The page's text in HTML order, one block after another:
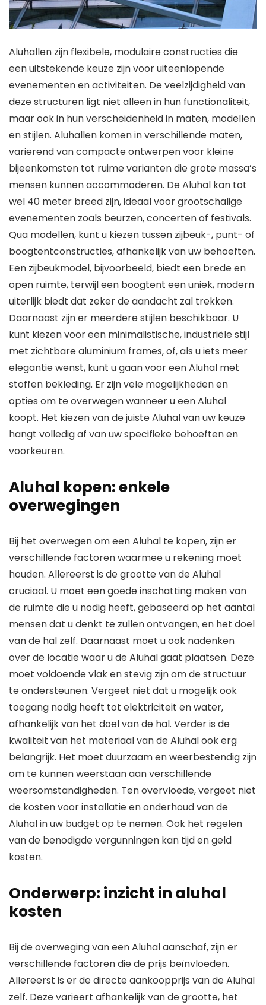
Aluhallen zijn flexibele, modulaire constructies die
een uitstekende keuze zijn voor uiteenlopende
evenementen en activiteiten. De veelzijdigheid van
deze structuren ligt niet alleen in hun functionaliteit,
maar ook in hun verscheidenheid in maten, modellen
en stijlen. Aluhallen komen in verschillende maten,
variërend van compacte ontwerpen voor kleine
bijeenkomsten tot ruime varianten die grote massa’s
mensen kunnen accommoderen. De Aluhal kan tot
wel 40 meter breed zijn, ideaal voor grootschalige
evenementen zoals beurzen, concerten of festivals.
Qua modellen, kunt u kiezen tussen zijbeuk-, punt- of
boogtentconstructies, afhankelijk van uw behoeften.
Een zijbeukmodel, bijvoorbeeld, biedt een brede en
open ruimte, terwijl een boogtent een uniek, modern
uiterlijk biedt dat zeker de aandacht zal trekken.
Daarnaast zijn er meerdere stijlen beschikbaar. U
kunt kiezen voor een minimalistische, industriële stijl
met zichtbare aluminium frames, of, als u iets meer
elegantie wenst, kunt u gaan voor een Aluhal met
stoffen bekleding. Er zijn vele mogelijkheden en
opties om te overwegen wanneer u een Aluhal
koopt. Het kiezen van de juiste Aluhal van uw keuze
hangt volledig af van uw specifieke behoeften en
voorkeuren.
Aluhal kopen: enkele
overwegingen
Bij het overwegen om een Aluhal te kopen, zijn er
verschillende factoren waarmee u rekening moet
houden. Allereerst is de grootte van de Aluhal
cruciaal. U moet een goede inschatting maken van
de ruimte die u nodig heeft, gebaseerd op het aantal
mensen dat u denkt te zullen ontvangen, en het doel
van de hal zelf. Daarnaast moet u ook nadenken
over de locatie waar u de Aluhal gaat plaatsen. Deze
moet voldoende vlak en stevig zijn om de structuur
te ondersteunen. Vergeet niet dat u mogelijk ook
toegang nodig heeft tot elektriciteit en water,
afhankelijk van het doel van de hal. Verder is de
kwaliteit van het materiaal van de Aluhal ook erg
belangrijk. Het moet duurzaam en weerbestendig zijn
om te kunnen weerstaan aan verschillende
weersomstandigheden. Ten overvloede, vergeet niet
de kosten voor installatie en onderhoud van de
Aluhal in uw budget op te nemen. Ook het regelen
van de benodigde vergunningen kan tijd en geld
kosten.
Onderwerp: inzicht in aluhal
kosten
Bij de overweging van een Aluhal aanschaf, zijn er
verschillende factoren die de prijs beïnvloeden.
Allereerst is er de directe aankoopprijs van de Aluhal
zelf. Deze varieert afhankelijk van de grootte, het